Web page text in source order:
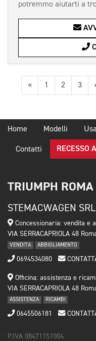
potremmo aiutarti a
«Precedente
1 2 3
Home Modelli
Contatti RECESSO
TRIUMPH ROMA
STEMACWAGEN SRL
Concessionaria: vendita e
VIA SERRACAPRIOLA 48
VENDITA ABBIGLIAMENTO
0694534080
Officina: assistenza e
VIA SERRACAPRIOLA 48
ASSISTENZA RICAMBI
0645506181
P.IVA 08471151004